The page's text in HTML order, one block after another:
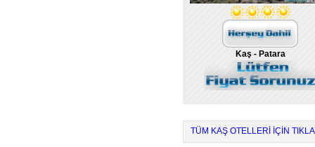
Kaş - Patara
TÜM KAŞ OTELLERI IÇIN